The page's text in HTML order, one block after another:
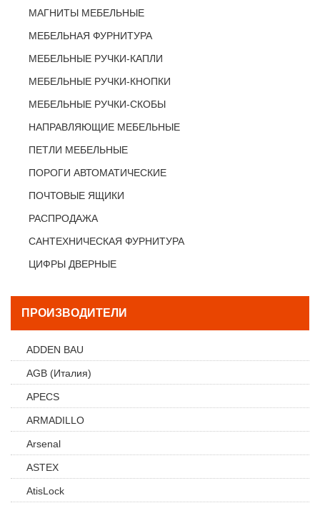
МАГНИТЫ МЕБЕЛЬНЫЕ
МЕБЕЛЬНАЯ ФУРНИТУРА
МЕБЕЛЬНЫЕ РУЧКИ-КАПЛИ
МЕБЕЛЬНЫЕ РУЧКИ-КНОПКИ
МЕБЕЛЬНЫЕ РУЧКИ-СКОБЫ
НАПРАВЛЯЮЩИЕ МЕБЕЛЬНЫЕ
ПЕТЛИ МЕБЕЛЬНЫЕ
ПОРОГИ АВТОМАТИЧЕСКИЕ
ПОЧТОВЫЕ ЯЩИКИ
РАСПРОДАЖА
САНТЕХНИЧЕСКАЯ ФУРНИТУРА
ЦИФРЫ ДВЕРНЫЕ
ПРОИЗВОДИТЕЛИ
ADDEN BAU
AGB (Италия)
APECS
ARMADILLO
Arsenal
ASTEX
AtisLock